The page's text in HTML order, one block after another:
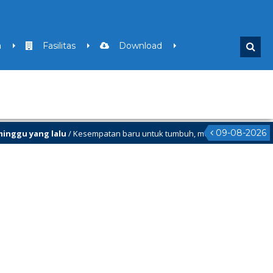
Fasilitas Download
09-08-2026
yang lalu/ Kesempatan baru untuk tumbuh, melangka maju,dan